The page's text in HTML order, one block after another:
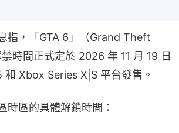
指，「GTA 6」（Grand Theft
時間正式定於 2026 年 11 月 19 日
Xbox Series X|S 平台發售。
時區的具體解鎖時間：